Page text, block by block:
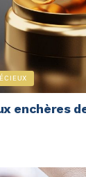
enchères